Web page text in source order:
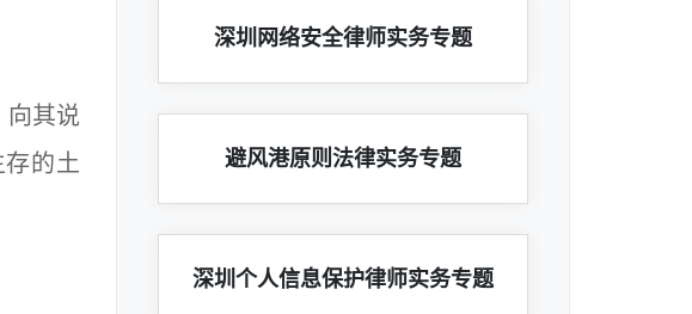
其说
的土
深圳网络安全律师实务专题
避风港原则法律实务专题
深圳个人信息保护律师实务专题